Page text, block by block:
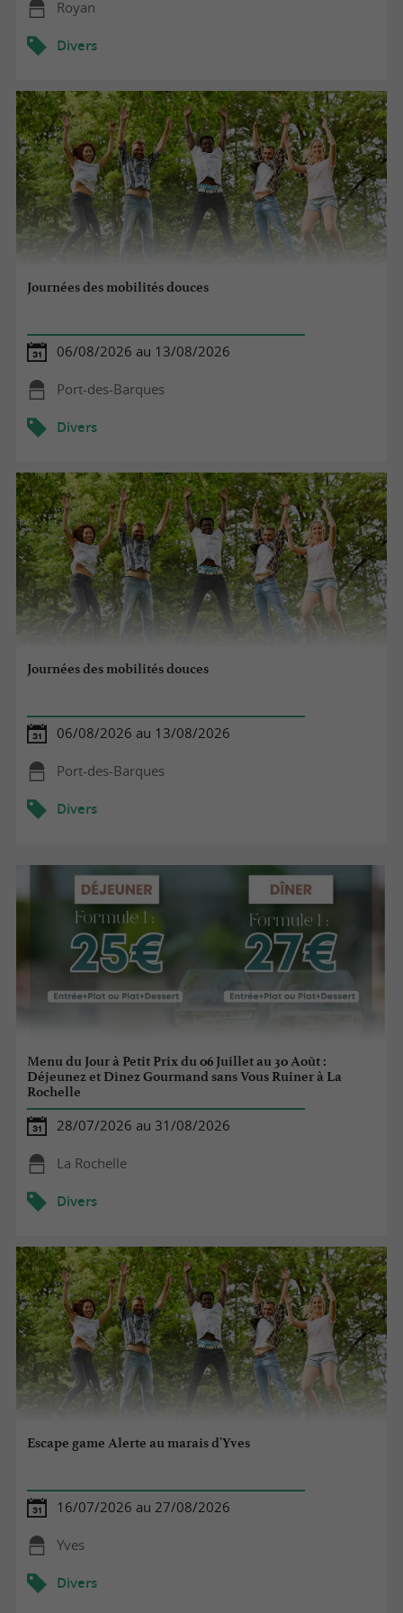
Royan
Divers
Journées des mobilités douces
06/08/2026 au 13/08/2026
Port-des-Barques
Divers
Journées des mobilités douces
06/08/2026 au 13/08/2026
Port-des-Barques
Divers
Menu du Jour à Petit Prix du 06 Juillet au 30 Août :
Déjeunez et Dînez Gourmand sans Vous Ruiner à La
Rochelle
28/07/2026 au 31/08/2026
La Rochelle
Divers
Escape game Alerte au marais d'Yves
16/07/2026 au 27/08/2026
Yves
Divers